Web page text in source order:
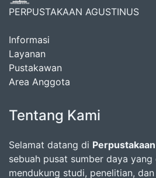
PERPUSTAKAAN AGUSTINUS
Informasi
Layanan
Pustakawan
Area Anggota
Tentang Kami
Selamat datang di
sebuah pusat sumber daya
mendukung studi, penelitian,